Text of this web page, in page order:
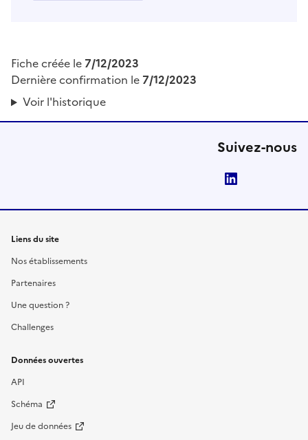
Fiche créée le 7/12/2023
Dernière confirmation le 7/12/2023
Voir l'historique
Suivez-nous
Liens du site
Nos établissements
Partenaires
Une question ?
Challenges
Données ouvertes
API
Schéma
Jeu de données